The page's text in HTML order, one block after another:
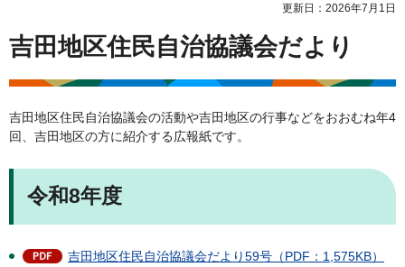
更新日：2026年7月1日
吉田地区住民自治協議会だより
吉田地区住民自治協議会の活動や吉田地区の行事などをおおむね年4
回、吉田地区の方に紹介する広報紙です。
令和8年度
吉田地区住民自治協議会だより59号（PDF：1,575KB）